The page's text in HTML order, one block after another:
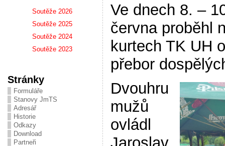
Soutěže 2026
Soutěže 2025
Soutěže 2024
Soutěže 2023
Stránky
Formuláře
Stanovy JmTS
Adresář
Historie
Odkazy
Download
Partneři
Ve dnech 8. –
června proběhl
kurtech TK UH
přebor
Dvouhru
mužů
ovládl